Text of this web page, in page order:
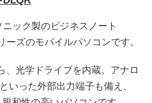
ック製のビジネスノート
ーズのモバイルパソコンです。
、光学ドライブを内蔵。アナロ
いった外部出力端子も備え、